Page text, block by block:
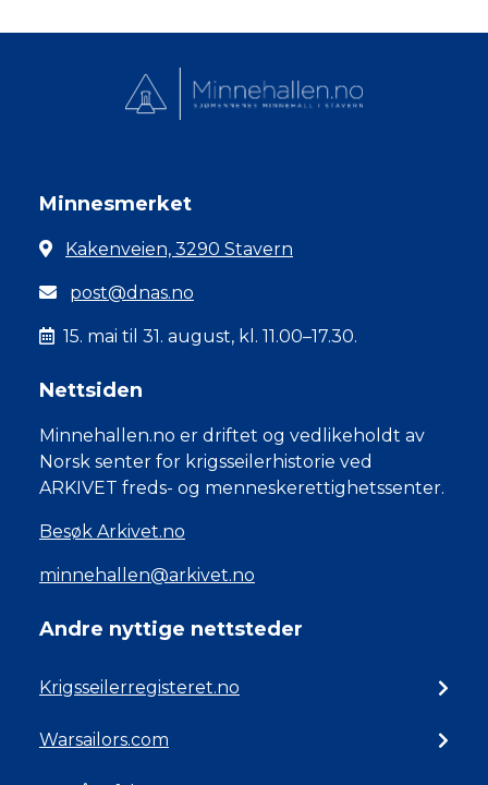
Minnesmerket
Kakenveien, 3290 Stavern
post@dnas.no
15. mai til 31. august, kl. 11.00–17.30.
Nettsiden
Minnehallen.no er driftet og vedlikeholdt av
Norsk senter for krigsseilerhistorie ved
ARKIVET freds- og menneskerettighetssenter.
Besøk Arkivet.no
minnehallen@arkivet.no
Andre nyttige nettsteder
Krigsseilerregisteret.no
Warsailors.com